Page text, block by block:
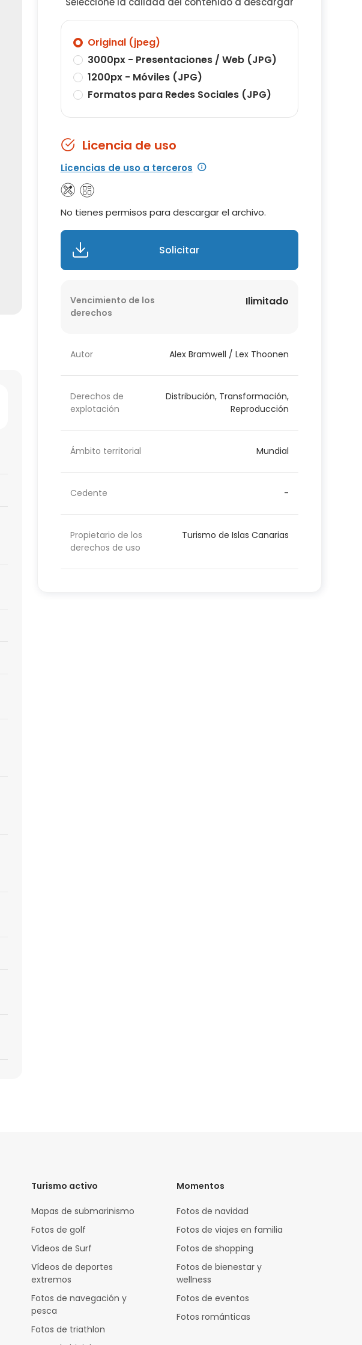
Original (jpeg)
3000px - Presentaciones / Web (JPG)
1200px - Móviles (JPG)
Formatos para Redes Sociales (JPG)
Licencia de uso
Licencias de uso a terceros
No tienes permisos para descargar el archivo.
Solicitar
Vencimiento de los
derechos
Ilimitado
Autor Alex Bramwell / Lex Thoonen
Derechos de
explotación
Distribución, Transformación,
Reproducción
Ámbito territorial Mundial
Cedente -
Propietario de los
derechos de uso
Turismo de Islas Canarias
Turismo activo
Mapas de submarinismo
Fotos de golf
Vídeos de Surf
Vídeos de deportes
extremos
Fotos de navegación y
pesca
Fotos de triathlon
Momentos
Fotos de navidad
Fotos de viajes en familia
Fotos de shopping
Fotos de bienestar y
wellness
Fotos de eventos
Fotos románticas